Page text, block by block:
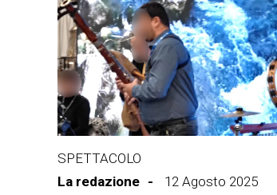
SPETTACOLO
La redazione
12 Agosto 2025